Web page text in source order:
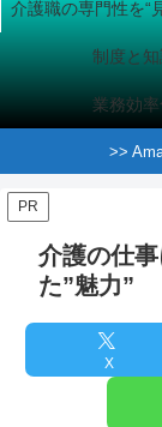
介護職の専門性を“
制度と
業務効
>>
PR
介護の仕
た”魅力”
X